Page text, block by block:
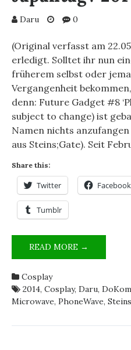
MIT
EINER
DURCH
DIE
DOKOMI
2014?
Daru 0
(Original verfasst am
erledigt. Solltet ihr nun
früherem selbst oder
Vergangenheit
denn: Future Gadget #8
subject to change) ist
Namen nichts
aus Steins;Gate). Seit
Share this:
Twitter Facebook
Tumblr
READ MORE →
STORY
COSPLAY
Cosplay
2014, Cosplay, Daru,
Microwave, PhoneWave,